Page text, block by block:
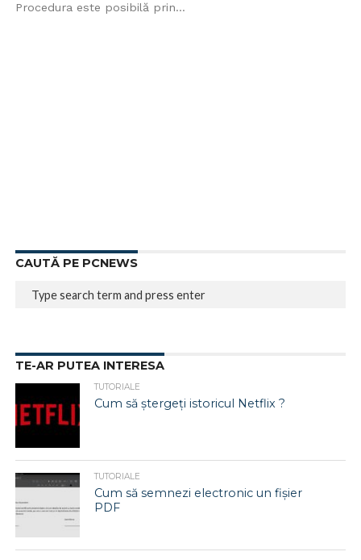
Procedura este posibilă prin...
CAUTĂ PE PCNEWS
TE-AR PUTEA INTERESA
TUTORIALE
Cum să ștergeți istoricul Netflix ?
TUTORIALE
Cum să semnezi electronic un fișier
PDF